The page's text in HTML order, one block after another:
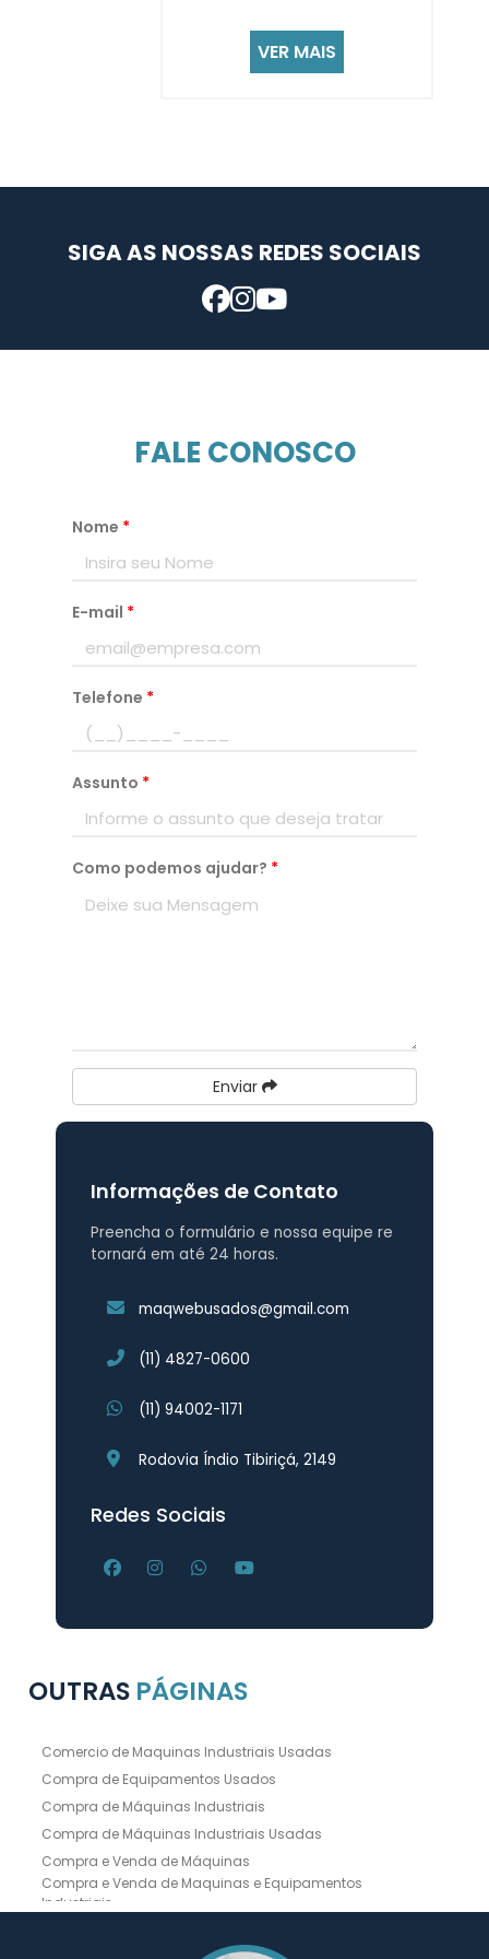
VER MAIS
SIGA AS NOSSAS REDES SOCIAIS
FALE CONOSCO
Informações de Contato
Preencha o formulário e nossa equipe re
tornará em até 24 horas.
maqwebusados@gmail.com
(11) 4827-0600
(11) 94002-1171
Rodovia Índio Tibiriçá, 2149
Redes Sociais
Nome *
E-mail *
Telefone *
Assunto *
Como podemos ajudar? *
Enviar
OUTRAS PÁGINAS
Comercio de Maquinas Industriais Usadas
Compra de Equipamentos Usados
Compra de Máquinas Industriais
Compra de Máquinas Industriais Usadas
Compra e Venda de Máquinas
Compra e Venda de Maquinas e Equipamentos
Industriais